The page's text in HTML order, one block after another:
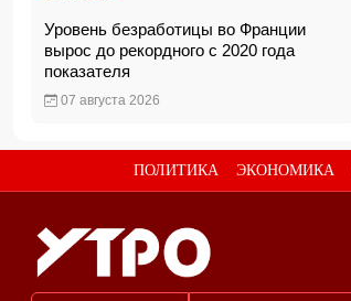
Уровень безработицы во Франции
вырос до рекордного с 2020 года
показателя
07 августа 2026
ПОЛИТИКА ЭКОНОМИКА